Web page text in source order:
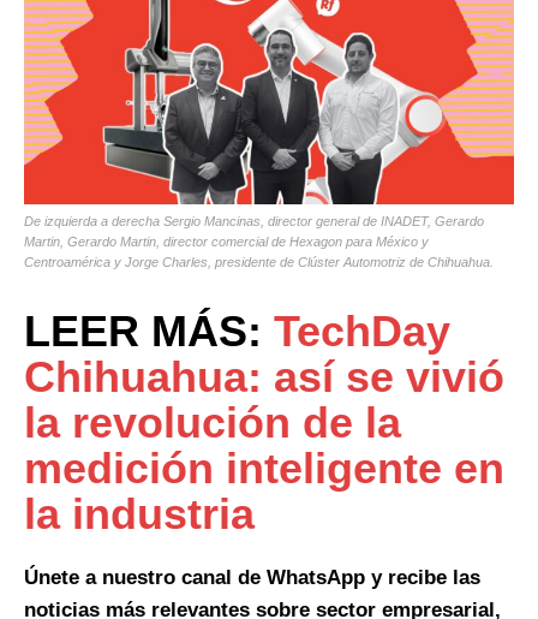
De izquierda a derecha Sergio Mancinas, director general de INADET, Gerardo
Martin, Gerardo Martin, director comercial de Hexagon para México y
Centroamérica y Jorge Charles, presidente de Clúster Automotriz de Chihuahua.
LEER MÁS: TechDay
Chihuahua: así se vivió
la revolución de la
medición inteligente en
la industria
Únete a nuestro canal de WhatsApp y recibe las
noticias más relevantes sobre sector empresarial,